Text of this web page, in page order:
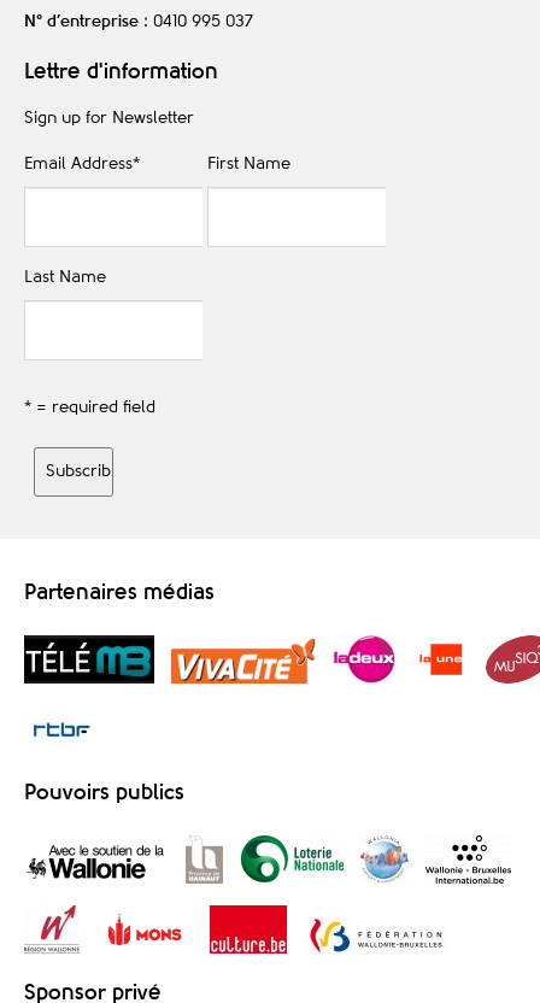
N° d’entreprise : 0410 995 037
Lettre d'information
Sign up for Newsletter
Email Address* First Name
Last Name
* = required field
Partenaires médias
Pouvoirs publics
Sponsor privé